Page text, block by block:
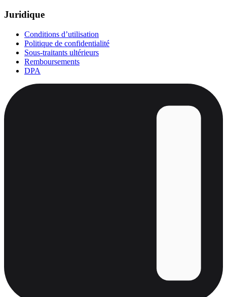
Juridique
Conditions d’utilisation
Politique de confidentialité
Sous-traitants ultérieurs
Remboursements
DPA